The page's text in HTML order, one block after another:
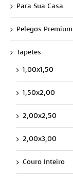
Para Sua Casa
Pelegos Premium
Tapetes
1,00x1,50
1,50x2,00
2,00x2,50
2,00x3,00
Couro Inteiro